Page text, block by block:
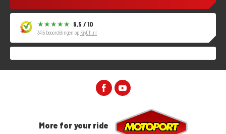
9,5 / 10
3415 beoordelingen op KiyOh.nl
More for your ride